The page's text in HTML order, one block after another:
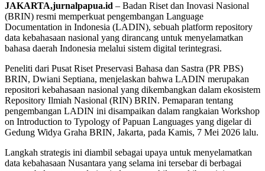
JAKARTA,jurnalpapua.id – Badan Riset dan Inovasi Nasional
(BRIN) resmi memperkuat pengembangan Language
Documentation in Indonesia (LADIN), sebuah platform repository
data kebahasaan nasional yang dirancang untuk menyelamatkan
bahasa daerah Indonesia melalui sistem digital terintegrasi.
Peneliti dari Pusat Riset Preservasi Bahasa dan Sastra (PR PBS)
BRIN, Dwiani Septiana, menjelaskan bahwa LADIN merupakan
repositori kebahasaan nasional yang dikembangkan dalam ekosistem
Repository Ilmiah Nasional (RIN) BRIN. Pemaparan tentang
pengembangan LADIN ini disampaikan dalam rangkaian Workshop
on Introduction to Typology of Papuan Languages yang digelar di
Gedung Widya Graha BRIN, Jakarta, pada Kamis, 7 Mei 2026 lalu.
Langkah strategis ini diambil sebagai upaya untuk menyelamatkan
data kebahasaan Nusantara yang selama ini tersebar di berbagai